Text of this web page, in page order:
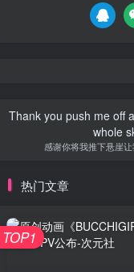
Thank you push me off
whole
感谢你将我推下悬崖
热门文章
TOP1